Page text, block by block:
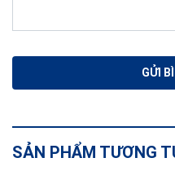
SẢN PHẨM TƯƠNG